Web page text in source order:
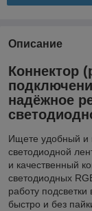
Описание
Коннектор
надёжное
Ищете удобный и
светодиодной
и качественный
светодиодных
работу
быстро и без